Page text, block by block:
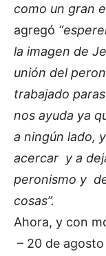
como un gran
agregó
la imagen de
unión del
trabajado
nos ayuda ya
a ningún lado,
acercar y a
peronismo y
cosas”.
Ahora, y con
– 20 de